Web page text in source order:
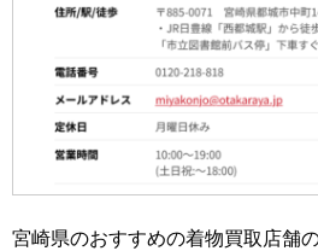
宮崎県のおすすめの着物買取店舗